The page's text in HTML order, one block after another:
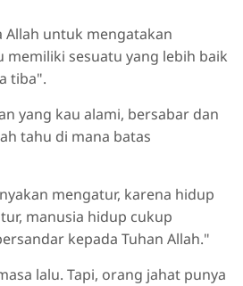
Allah untuk mengatakan
memiliki sesuatu yang lebih baik
tiba".
yang kau alami, bersabar dan
tahu di mana batas
mengatur, karena hidup
manusia hidup cukup
kepada Tuhan Allah."
lalu. Tapi, orang jahat punya